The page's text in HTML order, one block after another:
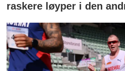
raskere løyper i den